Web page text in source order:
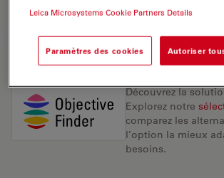
DEMANDE DE DEVIS
Découvrez la
Explorez notre
comparez les
l’option la mieux
besoins.
Leica Microsystems Cookie Partners Details
Paramètres des cookies Autoriser